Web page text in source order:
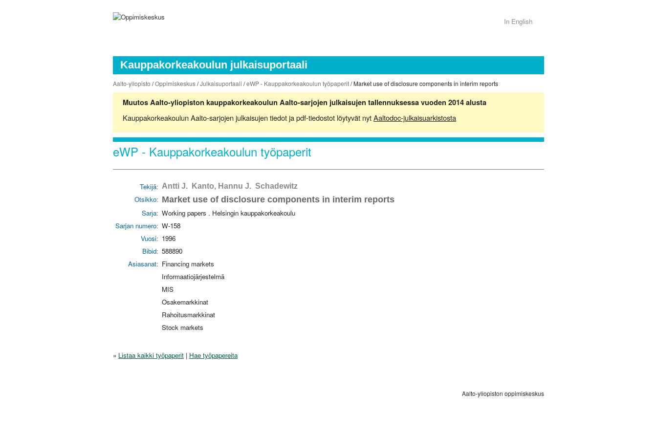
In English
Kauppakorkeakoulun julkaisuportaali
Aalto-yliopisto /Oppimiskeskus/Julkaisuportaali /eWP - Kauppakorkeakoulun työpaperit/ Market use of disclosure components in interim reports
Muutos Aalto-yliopiston kauppakorkeakoulun Aalto-sarjojen julkaisujen tallennuksessa vuoden 2014 alusta
Kauppakorkeakoulun Aalto-sarjojen julkaisujen tiedot ja pdf-tiedostot löytyvät nytAaltodoc-julkaisuarkistosta
eWP - Kauppakorkeakoulun työpaperit
Tekijä: Antti J. Kanto, Hannu J. Schadewitz
Otsikko: Market use of disclosure components in interim reports
Sarja: Working papers . Helsingin kauppakorkeakoulu
Sarjan numero: W-158
Vuosi: 1996
Bibid: 588890
Asiasanat: Financing markets
Informaatiojärjestelmä
MIS
Osakemarkkinat
Rahoitusmarkkinat
Stock markets
» Listaa kaikki työpaperit | Hae työpapereita
Aalto-yliopiston oppimiskeskus